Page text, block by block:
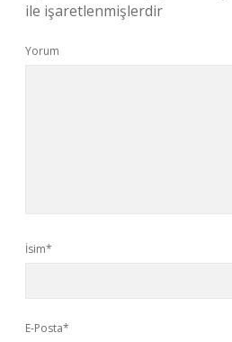
ile işaretlenmişlerdir
Yorum
İsim*
E-Posta*